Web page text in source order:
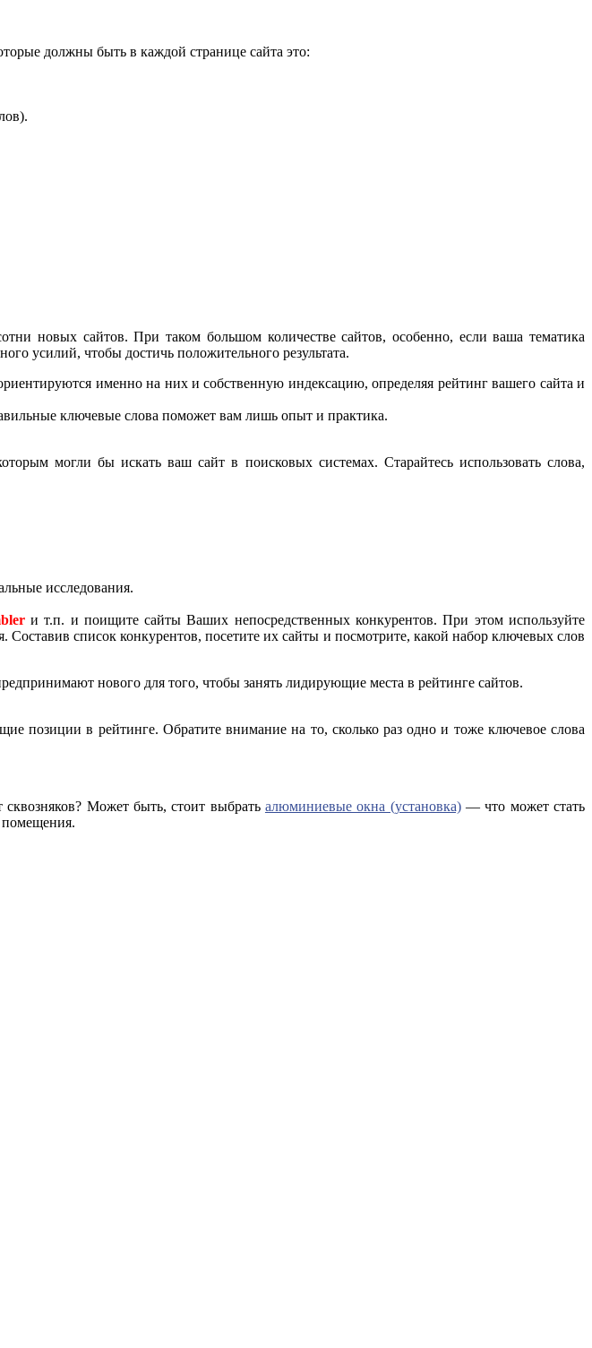
должны быть в каждой странице сайта это:
новых сайтов. При таком большом количестве сайтов, особенно, если ваша тематика
усилий, чтобы достичь положительного результата.
именно на них и собственную индексацию, определяя рейтинг вашего сайта и
ключевые слова поможет вам лишь опыт и практика.
могли бы искать ваш сайт в поисковых системах. Старайтесь использовать слова,
исследования.
и т.п. и поищите сайты Ваших непосредственных конкурентов. При этом используйте
список конкурентов, посетите их сайты и посмотрите, какой набор ключевых слов
нового для того, чтобы занять лидирующие места в рейтинге сайтов.
позиции в рейтинге. Обратите внимание на то, сколько раз одно и тоже ключевое слова
Может быть, стоит выбрать алюминиевые окна (установка)— что может стать
помещения.